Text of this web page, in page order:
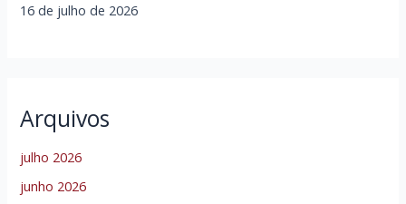
16 de julho de 2026
Arquivos
julho 2026
junho 2026